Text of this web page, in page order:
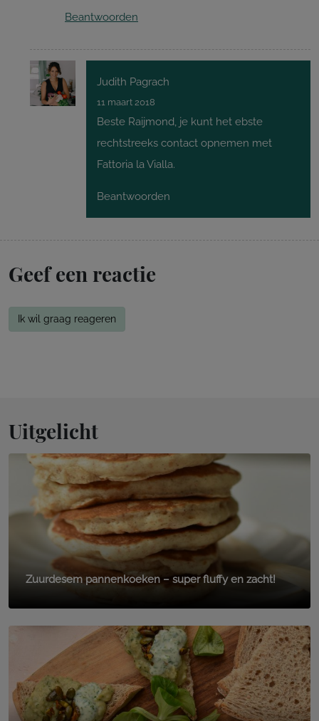
Beantwoorden
Judith Pagrach
11 maart 2018
Beste Raijmond, je kunt het ebste
rechtstreeks contact opnemen met
Fattoria la Vialla.
Beantwoorden
Geef een reactie
Ik wil graag reageren
Uitgelicht
Zuurdesem pannenkoeken – super fluffy en zacht!